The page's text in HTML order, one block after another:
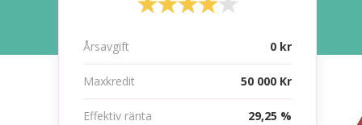
Årsavgift 0 kr
Maxkredit 50 000 Kr
Effektiv ränta 29,25 %